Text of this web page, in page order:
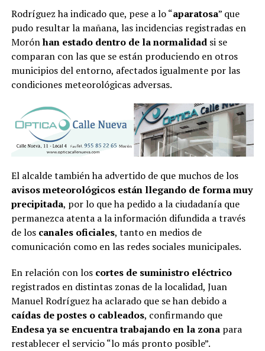
Rodríguez ha indicado que, pese a lo “aparatosa” que
pudo resultar la mañana, las incidencias registradas en
Morónhan estado dentro de la normalidadsi se
comparan con las que se están produciendo en otros
municipios del entorno, afectados igualmente por las
condiciones meteorológicas adversas.
El alcalde también ha advertido de que muchos de los
avisos meteorológicos están llegando de forma muy
precipitada, por lo que ha pedido a la ciudadanía que
permanezca atenta a la información difundida a través
de los canales oficiales, tanto en medios de
comunicación como en las redes sociales municipales.
En relación con los cortes de suministro eléctrico
registrados en distintas zonas de la localidad, Juan
Manuel Rodríguez ha aclarado que se han debido a
caídas de postes o cableados, confirmando que
Endesa ya se encuentra trabajando en la zonapara
restablecer el servicio “lo más pronto posible”.